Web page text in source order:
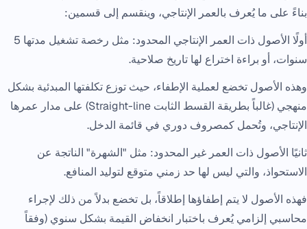
بناءً على ما يُعرف بالعمر الإنتاجي، وينقسم إلى قسمين:
أولًا الأصول ذات العمر الإنتاجي المحدود: مثل رخصة تشغيل مدتها 5
سنوات، أو براءة اختراع لها تاريخ صلاحية.
وهذه الأصول تخضع لعملية الإطفاء، حيث توزع تكلفتها المبدئية بشكل
منهجي (غالباً بطريقة القسط الثابت Straight-line) على مدار عمرها
الإنتاجي، وتُحمل كمصروف دوري في قائمة الدخل.
ثانيًا الأصول ذات العمر غير المحدود: مثل "الشهرة" الناتجة عن
الاستحواذ، والتي ليس لها حد زمني متوقع لتوليد المنافع.
فهذه الأصول لا يتم إطفاؤها إطلاقاً، بل تخضع بدلاً من ذلك لإجراء
محاسبي إلزامي يُعرف باختبار انخفاض القيمة بشكل سنوي (وفقاً